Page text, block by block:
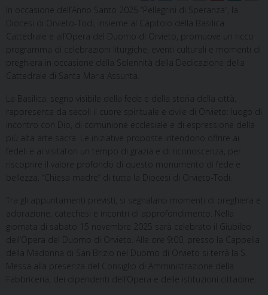
In occasione dell’Anno Santo 2025 “Pellegrini di Speranza”, la
Diocesi di Orvieto-Todi, insieme al Capitolo della Basilica
Cattedrale e all’Opera del Duomo di Orvieto, promuove un ricco
programma di celebrazioni liturgiche, eventi culturali e momenti di
preghiera in occasione della Solennità della Dedicazione della
Cattedrale di Santa Maria Assunta.
La Basilica, segno visibile della fede e della storia della città,
rappresenta da secoli il cuore spirituale e civile di Orvieto: luogo di
incontro con Dio, di comunione ecclesiale e di espressione della
più alta arte sacra. Le iniziative proposte intendono offrire ai
fedeli e ai visitatori un tempo di grazia e di riconoscenza, per
riscoprire il valore profondo di questo monumento di fede e
bellezza, “Chiesa madre” di tutta la Diocesi di Orvieto-Todi.
Tra gli appuntamenti previsti, si segnalano momenti di preghiera e
adorazione, catechesi e incontri di approfondimento. Nella
giornata di sabato 15 novembre 2025 sarà celebrato il Giubileo
dell’Opera del Duomo di Orvieto. Alle ore 9:00, presso la Cappella
della Madonna di San Brizio nel Duomo di Orvieto si terrà la S.
Messa alla presenza del Consiglio di Amministrazione della
Fabbriceria, dei dipendenti dell’Opera e delle istituzioni cittadine.